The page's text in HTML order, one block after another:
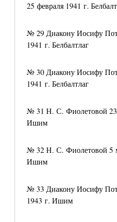
25 февраля 1941 г.
№ 29 Диакону Иосифу
1941 г. Белбалтлаг
№ 30 Диакону Иосифу
1941 г. Белбалтлаг
№ 31 Н. С. Фиолетовой 23
Ишим
№ 32 Н. С. Фиолетовой 5
Ишим
№ 33 Диакону Иосифу
1943 г. Ишим